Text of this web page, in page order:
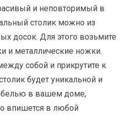
и неповторимый в
столик можно из
досок. Для этого возьмите
и металлические ножки.
собой и прикрутите к
будет уникальной и
в вашем доме,
впишется в любой